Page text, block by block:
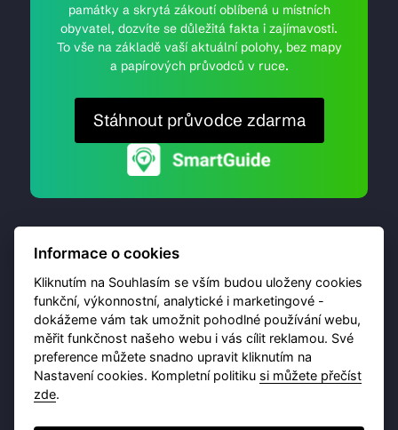
památky a skrytá zákoutí oblíbená u místních
obyvatel, dozvíte se důležitá fakta i zajímavosti.
To vše na základě vaší aktuální polohy, bez mapy
a papírových průvodců v ruce.
Stáhnout průvodce zdarma
© 2026 Destinační portál provozujeBrána Jihlavy,
příspěvková organizace. Všechna práva vyhrazena.
Ochrana osobních údajů
Informace o cookies
Kliknutím na Souhlasím se vším budou uloženy cookies
funkční, výkonnostní, analytické i marketingové -
dokážeme vám tak umožnit pohodlné používání webu,
měřit funkčnost našeho webu i vás cílit reklamou. Své
preference můžete snadno upravit kliknutím na
Nastavení cookies. Kompletní politiku si můžete přečíst
zde.